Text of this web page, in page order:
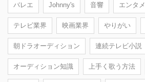
バレエ Johnny's 音響 エンタメ
テレビ業界 映画業界 やりがい
朝ドラオーディション 連続テレビ小説
オーディション知識 上手く歌う方法